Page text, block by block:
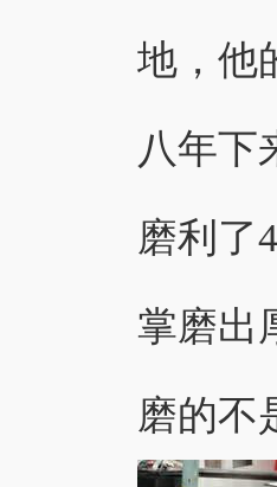
地，他
八年下
磨利了
掌磨出
磨的不